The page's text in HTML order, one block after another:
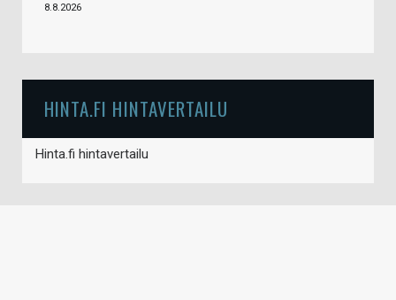
8.8.2026
HINTA.FI HINTAVERTAILU
Hinta.fi hintavertailu